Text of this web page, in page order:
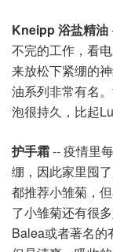
Kneipp 浴盐精油
不完的工作，看
来放松下紧绷的
油系列非常有名
泡很持久，比起
护手霜-- 疫情里
绷，因此家里囤
都推荐小雏菊，
了小雏菊还有很
Balea或者著名的